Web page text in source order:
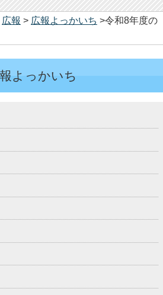
広報 > 広報よっかいち >令和8年度の
よっかいち